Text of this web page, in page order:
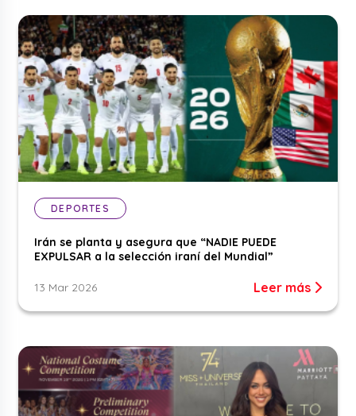
DEPORTES
Irán se planta y asegura que “NADIE PUEDE
EXPULSAR a la selección iraní del Mundial”
13 Mar 2026 Leer más